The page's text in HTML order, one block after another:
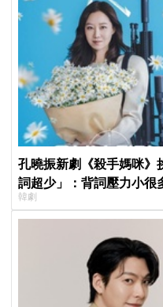
孔曉振新劇《殺手媽咪》
詞超少」：背詞壓力小很
韓劇